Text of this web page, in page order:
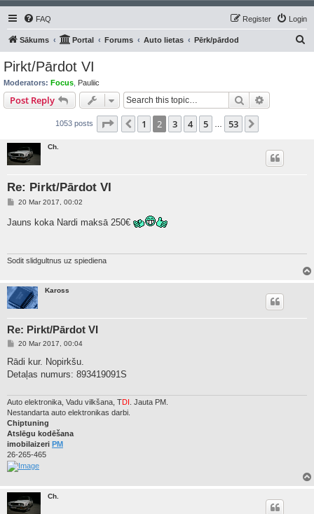
FAQ Login
Register
Sākums Portal Forums Auto lietas Pērk/pārdod
Pirkt/Pārdot VI
Moderators: Focus Pauliic
Post Reply Search
1053 posts Page of 53
Previous
1 2 3 4 5 53
Ch.
Re: Pirkt/Pārdot VI
P
t
20 Mar 2017, 00:02
Jauns koka Nardi maksā 250€
Sodit slidgultnus uz spiediena
Kaross
Re: Pirkt/Pārdot VI
P
s
20 Mar 2017, 00:04
Rādi kur. Nopirkšu.
Detaļas numurs: 893419091S
Auto elektronika, Vadu vilkšana, TDI . Jauta PM.
Nestandarta auto elektronikas darbi.
Chiptuning
Atslēgu kodēšana
imobilaizeri PM
26-265-465
Ch.